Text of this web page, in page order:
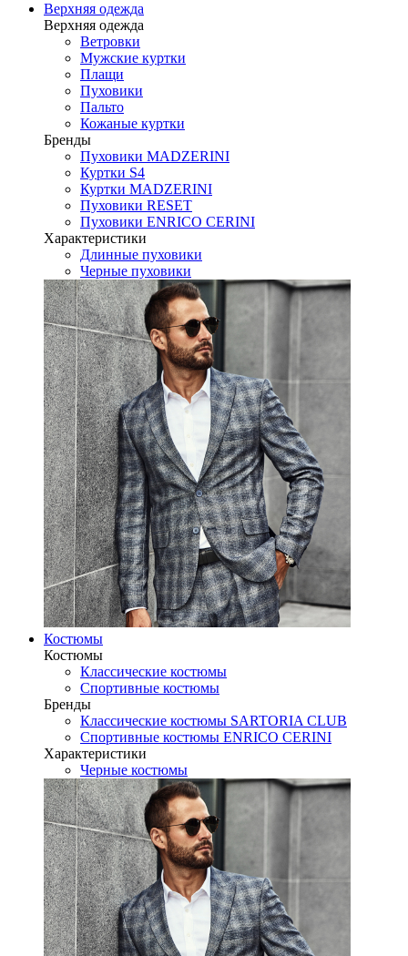
Верхняя одежда
Верхняя одежда
Ветровки
Мужские куртки
Плащи
Пуховики
Пальто
Кожаные куртки
Бренды
Пуховики MADZERINI
Куртки S4
Куртки MADZERINI
Пуховики RESET
Пуховики ENRICO CERINI
Характеристики
Длинные пуховики
Черные пуховики
Костюмы
Костюмы
Классические костюмы
Спортивные костюмы
Бренды
Классические костюмы SARTORIA CLUB
Спортивные костюмы ENRICO CERINI
Характеристики
Черные костюмы